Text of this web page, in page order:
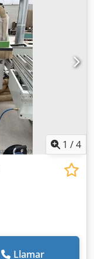
y los husillos
Las
de manera
dispone de
trabajan con
de los motores
rpm. La
el control. La
y libre de polvo.
1 /4
Llamar